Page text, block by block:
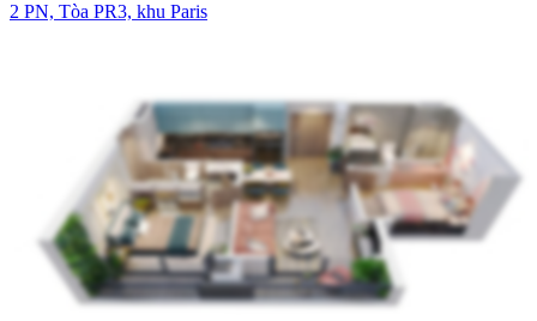
2 PN, Tòa PR3, khu Paris